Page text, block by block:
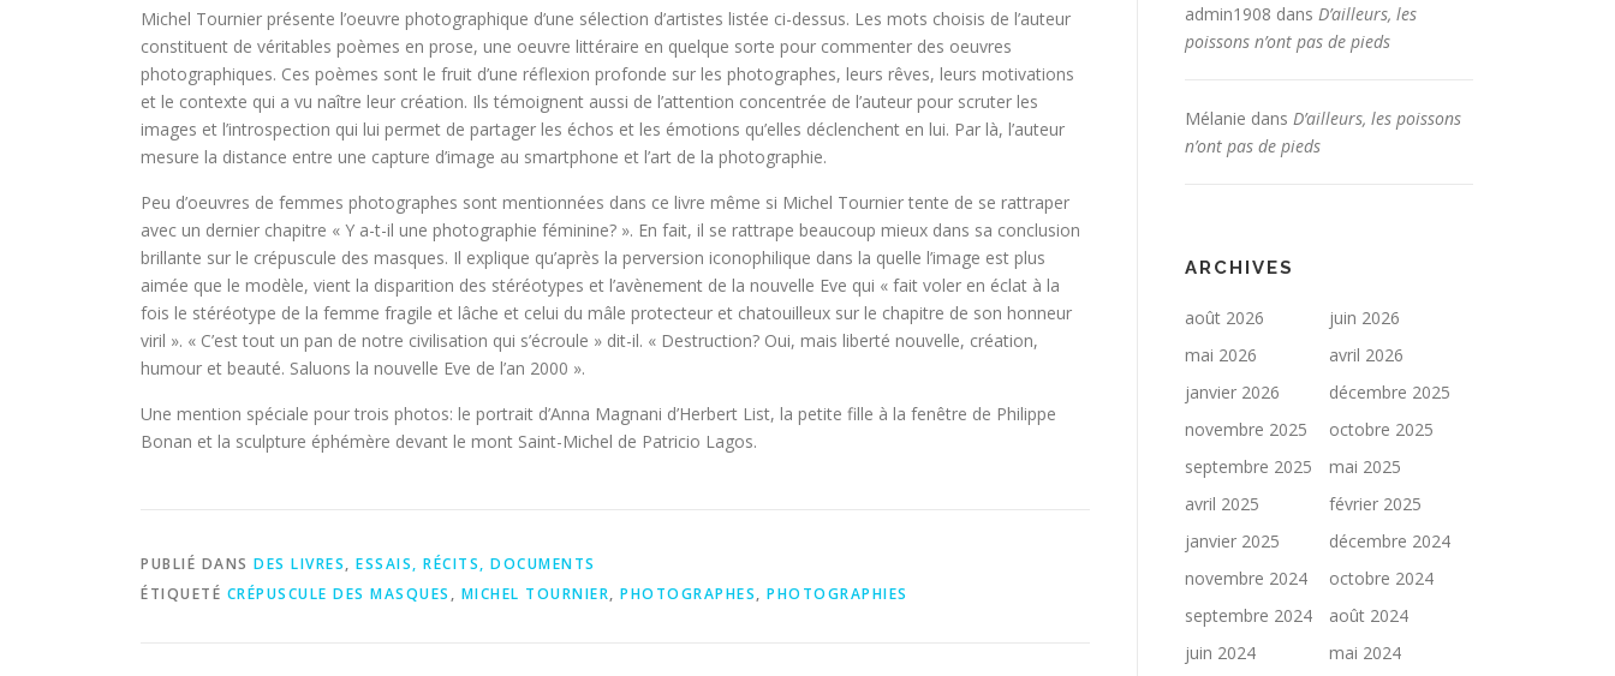
Michel Tournier présente l’oeuvre photographique d’une sélection d’artistes listée ci-dessus. Les mots choisis de l’auteur
constituent de véritables poèmes en prose, une oeuvre littéraire en quelque sorte pour commenter des oeuvres
photographiques. Ces poèmes sont le fruit d’une réflexion profonde sur les photographes, leurs rêves, leurs motivations
et le contexte qui a vu naître leur création. Ils témoignent aussi de l’attention concentrée de l’auteur pour scruter les
images et l’introspection qui lui permet de partager les échos et les émotions qu’elles déclenchent en lui. Par là, l’auteur
mesure la distance entre une capture d’image au smartphone et l’art de la photographie.
Peu d’oeuvres de femmes photographes sont mentionnées dans ce livre même si Michel Tournier tente de se rattraper
avec un dernier chapitre « Y a-t-il une photographie féminine? ». En fait, il se rattrape beaucoup mieux dans sa conclusion
brillante sur le crépuscule des masques. Il explique qu’après la perversion iconophilique dans la quelle l’image est plus
aimée que le modèle, vient la disparition des stéréotypes et l’avènement de la nouvelle Eve qui « fait voler en éclat à la
fois le stéréotype de la femme fragile et lâche et celui du mâle protecteur et chatouilleux sur le chapitre de son honneur
viril ». « C’est tout un pan de notre civilisation qui s’écroule » dit-il. « Destruction? Oui, mais liberté nouvelle, création,
humour et beauté. Saluons la nouvelle Eve de l’an 2000 ».
Une mention spéciale pour trois photos: le portrait d’Anna Magnani d’Herbert List, la petite fille à la fenêtre de Philippe
Bonan et la sculpture éphémère devant le mont Saint-Michel de Patricio Lagos.
PUBLIÉ DANS DES LIVRES, ESSAIS, RÉCITS, DOCUMENTS
ÉTIQUETÉ CRÉPUSCULE DES MASQUES , MICHEL TOURNIER, PHOTOGRAPHES, PHOTOGRAPHIES
admin1908 dans D’ailleurs, les
poissons n’ont pas de pieds
Mélanie dans D’ailleurs, les poissons
n’ont pas de pieds
ARCHIVES
août 2026
juin 2026
mai 2026
avril 2026
janvier 2026
décembre 2025
novembre 2025
octobre 2025
septembre 2025
mai 2025
avril 2025
février 2025
janvier 2025
décembre 2024
novembre 2024
octobre 2024
septembre 2024
août 2024
juin 2024
mai 2024